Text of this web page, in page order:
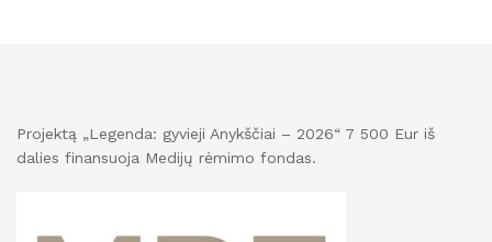
Projektą „Legenda: gyvieji Anykščiai – 2026“ 7 500 Eur iš
dalies finansuoja Medijų rėmimo fondas.